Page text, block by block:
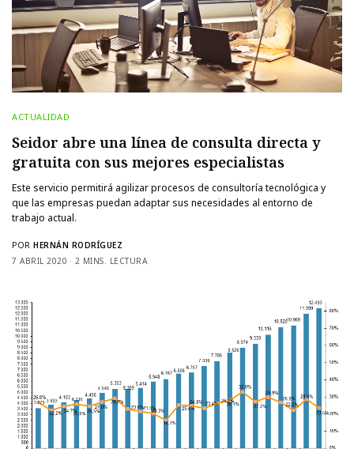
ACTUALIDAD
Seidor abre una línea de consulta directa y
gratuita con sus mejores especialistas
Este servicio permitirá agilizar procesos de consultoría tecnológica y
que las empresas puedan adaptar sus necesidades al entorno de
trabajo actual.
POR HERNÁN RODRÍGUEZ
7 ABRIL 2020
2 MINS. LECTURA